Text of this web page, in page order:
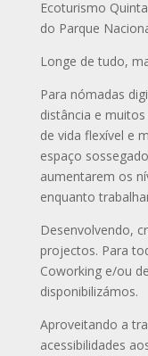
Ecoturismo
do Parque
Longe de tudo,
Para nómadas
distância e
de vida flexível e
espaço
aumentarem os
enquanto
Desenvolvendo,
projectos. Para
Coworking e/ou
disponibilizámos.
Aproveitando a
acessibilidades